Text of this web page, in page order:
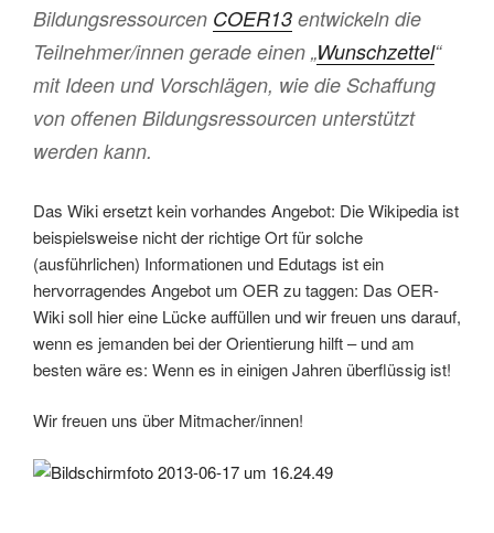
Bildungsressourcen COER13 entwickeln die
Teilnehmer/innen gerade einen „Wunschzettel“
mit Ideen und Vorschlägen, wie die Schaffung
von offenen Bildungsressourcen unterstützt
werden kann.
Das Wiki ersetzt kein vorhandes Angebot: Die Wikipedia ist
beispielsweise nicht der richtige Ort für solche
(ausführlichen) Informationen und Edutags ist ein
hervorragendes Angebot um OER zu taggen: Das OER-
Wiki soll hier eine Lücke auffüllen und wir freuen uns darauf,
wenn es jemanden bei der Orientierung hilft – und am
besten wäre es: Wenn es in einigen Jahren überflüssig ist!
Wir freuen uns über Mitmacher/innen!